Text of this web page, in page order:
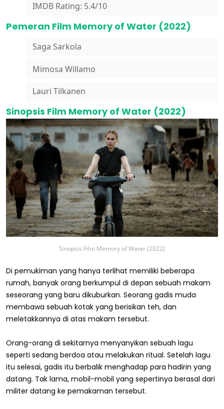
IMDB Rating: 5.4/10
Pemeran Film Memory of Water (2022)
Saga Sarkola
Mimosa Willamo
Lauri Tilkanen
Sinopsis Film Memory of Water (2022)
Sinopsis Film Memory of Water (2022)
Di pemukiman yang hanya terlihat memiliki beberapa
rumah, banyak orang berkumpul di depan sebuah makam
seseorang yang baru dikuburkan. Seorang gadis muda
membawa sebuah kotak yang berisikan teh, dan
meletakkannya di atas makam tersebut.
Orang-orang di sekitarnya menyanyikan sebuah lagu
seperti sedang berdoa atau melakukan ritual. Setelah lagu
itu selesai, gadis itu berbalik menghadap para hadirin yang
datang. Tak lama, mobil-mobil yang sepertinya berasal dari
militer datang ke pemakaman tersebut.